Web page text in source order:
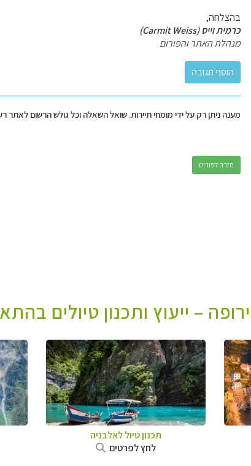
בהצלחה,
כרמית וייס (Carmit Weiss)
מנהלת האתר והפורום
מענה ניתן רק על ידי מומחי תיירות. שואל השאלה וכל גולש הרשום לאתר
חזרה לפורום
– ייעוץ ותכנון טיולים
תכנון טיול לאלבניה
לחץ לפרטים